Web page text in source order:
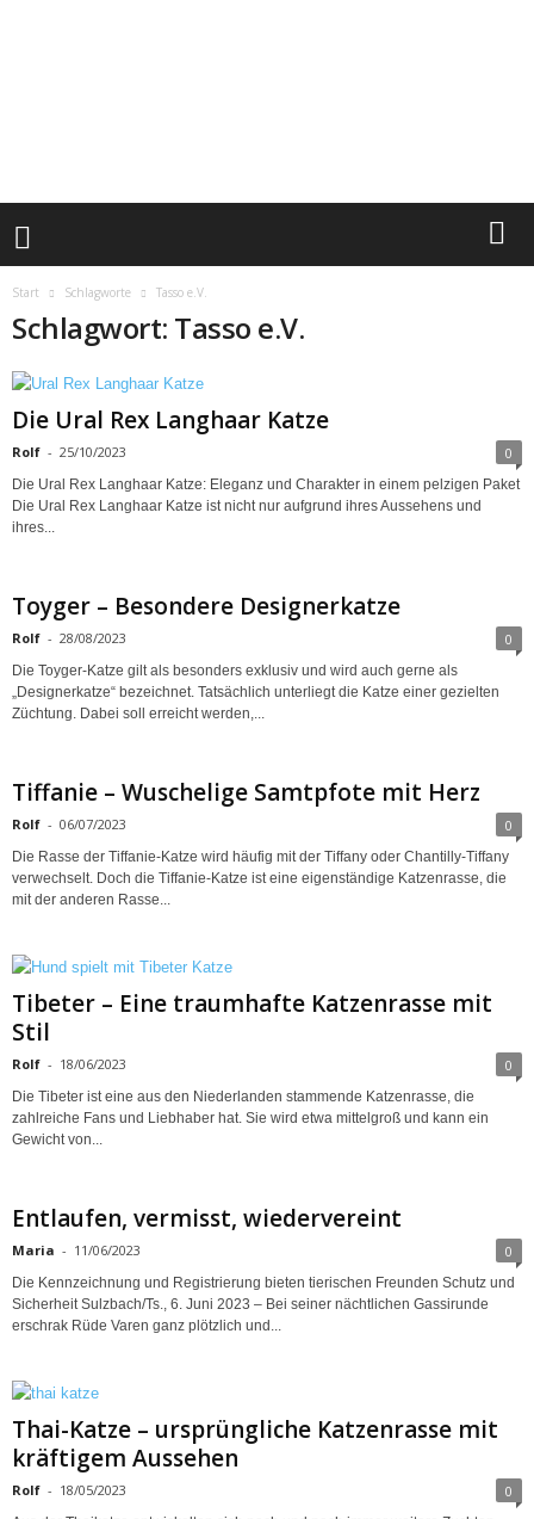
Start Schlagworte Tasso e.V.
Schlagwort: Tasso e.V.
Die Ural Rex Langhaar Katze
Rolf - 25/10/2023 0
Die Ural Rex Langhaar Katze: Eleganz und Charakter in einem pelzigen Paket
Die Ural Rex Langhaar Katze ist nicht nur aufgrund ihres Aussehens und
ihres...
Toyger – Besondere Designerkatze
Rolf - 28/08/2023 0
Die Toyger-Katze gilt als besonders exklusiv und wird auch gerne als
„Designerkatze“ bezeichnet. Tatsächlich unterliegt die Katze einer gezielten
Züchtung. Dabei soll erreicht werden,...
Tiffanie – Wuschelige Samtpfote mit Herz
Rolf - 06/07/2023 0
Die Rasse der Tiffanie-Katze wird häufig mit der Tiffany oder Chantilly-Tiffany
verwechselt. Doch die Tiffanie-Katze ist eine eigenständige Katzenrasse, die
mit der anderen Rasse...
Tibeter – Eine traumhafte Katzenrasse mit
Stil
Rolf - 18/06/2023 0
Die Tibeter ist eine aus den Niederlanden stammende Katzenrasse, die
zahlreiche Fans und Liebhaber hat. Sie wird etwa mittelgroß und kann ein
Gewicht von...
Entlaufen, vermisst, wiedervereint
Maria - 11/06/2023 0
Die Kennzeichnung und Registrierung bieten tierischen Freunden Schutz und
Sicherheit Sulzbach/Ts., 6. Juni 2023 – Bei seiner nächtlichen Gassirunde
erschrak Rüde Varen ganz plötzlich und...
Thai-Katze – ursprüngliche Katzenrasse mit
kräftigem Aussehen
Rolf - 18/05/2023 0